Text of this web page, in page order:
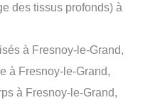
des tissus profonds) à
à Fresnoy-le-Grand,
à Fresnoy-le-Grand,
à Fresnoy-le-Grand,